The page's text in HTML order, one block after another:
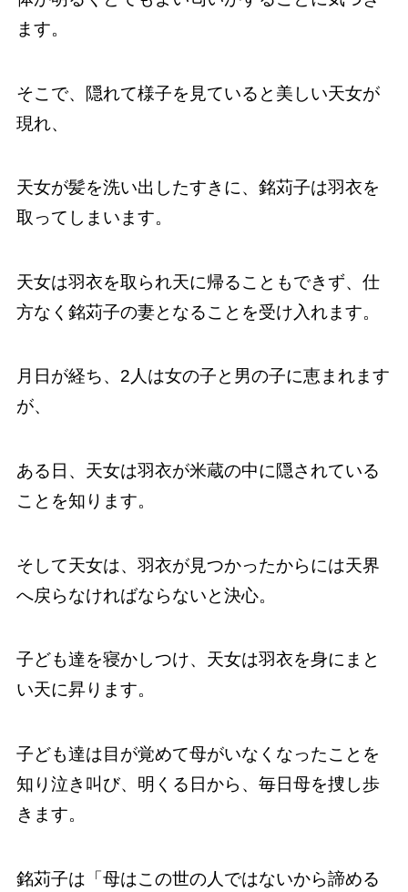
ます。
そこで、隠れて様子を見ていると美しい天女が
現れ、
天女が髪を洗い出したすきに、銘苅子は羽衣を
取ってしまいます。
天女は羽衣を取られ天に帰ることもできず、仕
方なく銘苅子の妻となることを受け入れます。
月日が経ち、2人は女の子と男の子に恵まれます
が、
ある日、天女は羽衣が米蔵の中に隠されている
ことを知ります。
そして天女は、羽衣が見つかったからには天界
へ戻らなければならないと決心。
子ども達を寝かしつけ、天女は羽衣を身にまと
い天に昇ります。
子ども達は目が覚めて母がいなくなったことを
知り泣き叫び、明くる日から、毎日母を捜し歩
きます。
銘苅子は「母はこの世の人ではないから諦める